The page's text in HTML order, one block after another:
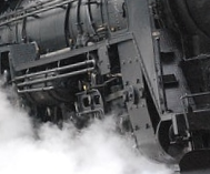
Gaz au
violence TOTAL(e)
Nos autres